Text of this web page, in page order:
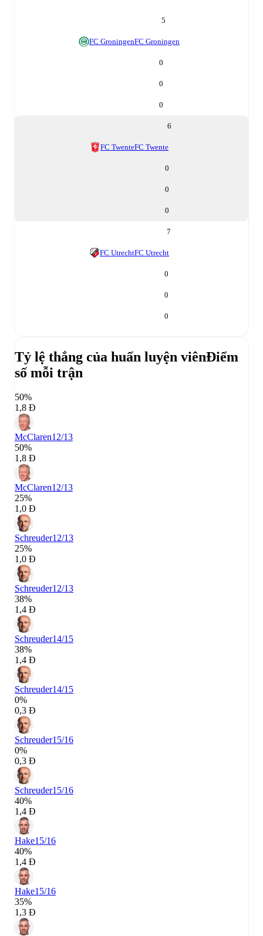
5
FC GroningenFC Groningen
0
0
0
6
FC TwenteFC Twente
0
0
0
7
FC UtrechtFC Utrecht
0
0
0
Tỷ lệ thắng của huấn luyện viênĐiểm
số mỗi trận
50%
1,8 Đ
McClaren12/13
50%
1,8 Đ
McClaren12/13
25%
1,0 Đ
Schreuder12/13
25%
1,0 Đ
Schreuder12/13
38%
1,4 Đ
Schreuder14/15
38%
1,4 Đ
Schreuder14/15
0%
0,3 Đ
Schreuder15/16
0%
0,3 Đ
Schreuder15/16
40%
1,4 Đ
Hake15/16
40%
1,4 Đ
Hake15/16
35%
1,3 Đ